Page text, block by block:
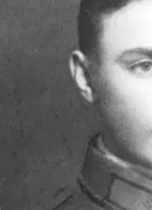
tuotetietoihin?
riittävät? Jos tuotetiedoissa on
Avautuu uuteen välilehteen
palautus 30 päivää.*
ilman toimituskuluja.